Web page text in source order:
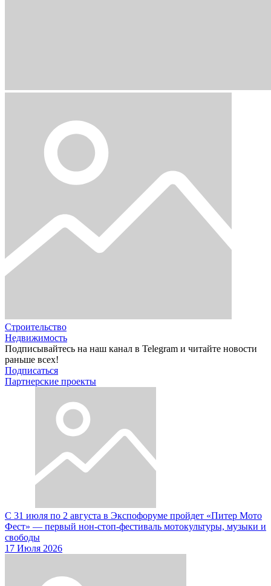
Строительство
Недвижимость
Подписывайтесь на наш канал в Telegram и читайте новости
раньше всех!
Подписаться
Партнерские проекты
С 31 июля по 2 августа в Экспофоруме пройдет «Питер Мото
Фест» — первый нон-стоп-фестиваль мотокультуры, музыки и
свободы
17 Июля 2026